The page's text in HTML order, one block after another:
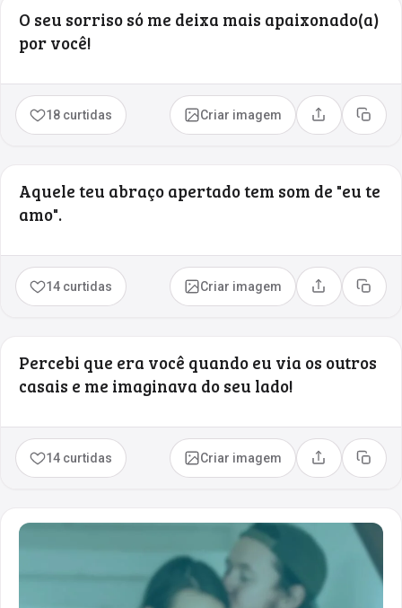
O seu sorriso só me deixa mais apaixonado(a)
por você!
18 curtidas Criar imagem Compartilhar
Copiar
Aquele teu abraço apertado tem som de "eu te
amo".
14 curtidas Criar imagem Compartilhar
Copiar
Percebi que era você quando eu via os outros
casais e me imaginava do seu lado!
14 curtidas Criar imagem Compartilhar
Copiar